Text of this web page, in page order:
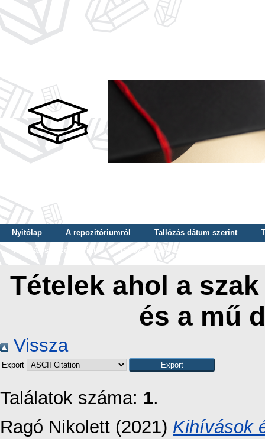
Nyitólap A repozitóriumról Tallózás dátum szerint
Tallózás szerző szerint
Tallózás nyelv szerint
Tételek ahol a
és a mű
Vissza
Export
Találatok száma: 1.
Ragó Nikolett (2021) Kihívások